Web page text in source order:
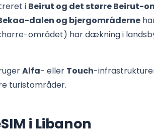
i Beirut og det større Beirut-
dalen og bjergområderne
området) har dækning i
Alfa- eller Touch-
turistområder.
i Libanon